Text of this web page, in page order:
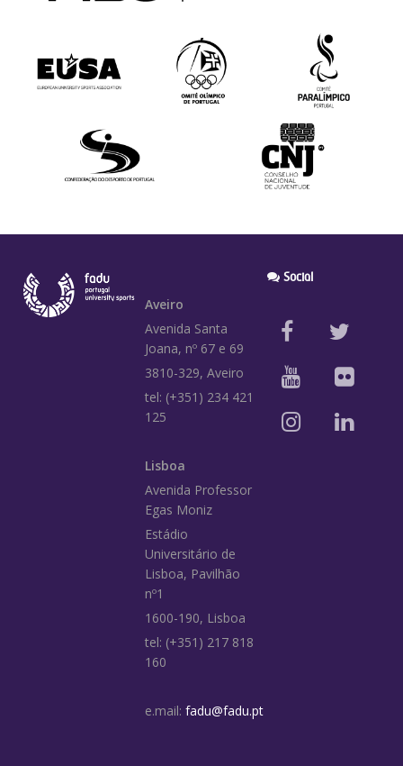
Aveiro
Avenida Santa
Joana, nº 67 e 69
3810-329, Aveiro
tel: (+351) 234 421
125
Lisboa
Avenida Professor
Egas Moniz
Estádio
Universitário de
Lisboa, Pavilhão
nº1
1600-190, Lisboa
tel: (+351) 217 818
160
e.mail: fadu@fadu.pt
Social